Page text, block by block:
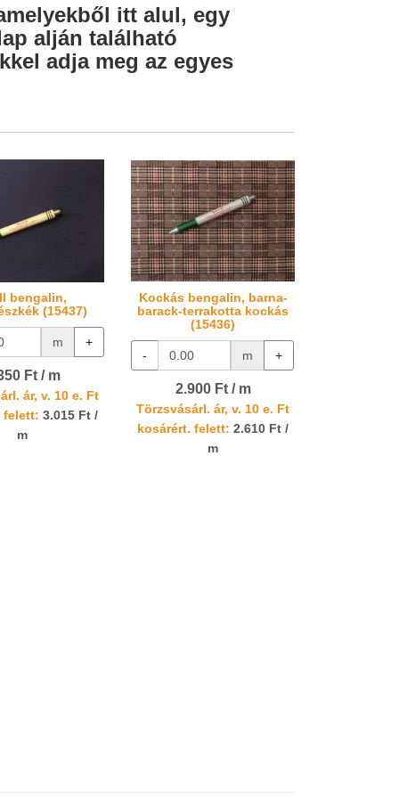
itt alul, egy
alján található
adja meg az egyes
bengalin,
(15437)
m +
Ft / m
ár, v. 10 e. Ft
felett: 3.015 Ft /
m
Kockás bengalin, barna-
barack-terrakotta kockás
(15436)
- m +
2.900 Ft / m
Törzsvásárl. ár, v. 10 e. Ft
kosárért. felett: 2.610 Ft /
m